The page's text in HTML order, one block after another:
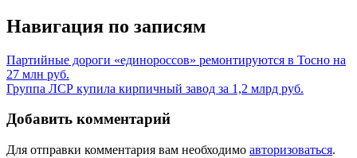
Навигация по записям
Партийные дороги «единороссов» ремонтируются в Тосно на
27 млн руб.
Группа ЛСР купила кирпичный завод за 1,2 млрд руб.
Добавить комментарий
Для отправки комментария вам необходимо авторизоваться.